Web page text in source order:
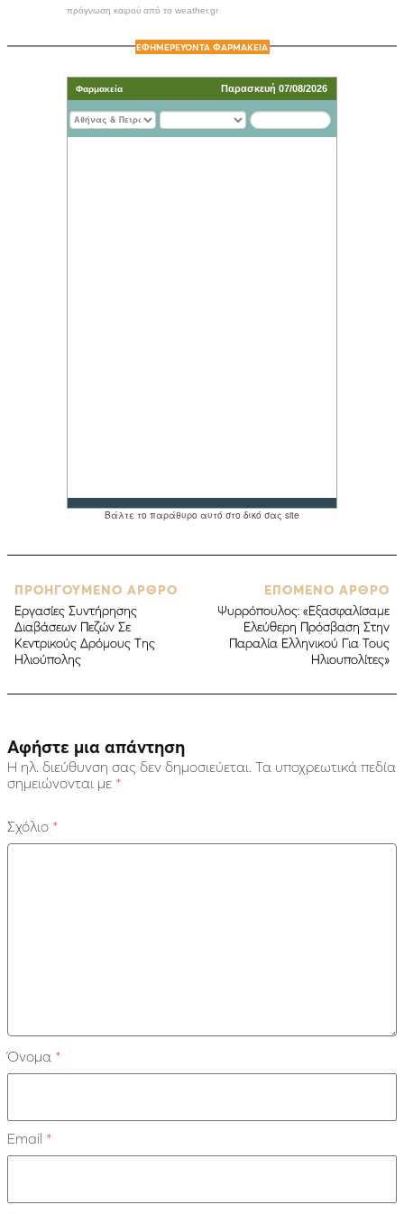
πρόγνωση καιρού από το weather.gr
ΕΦΗΜΕΡΕΥΟΝΤΑ ΦΑΡΜΑΚΕΙΑ
ΠΡΟΗΓΟΥΜΕΝΟ ΑΡΘΡΟ
Εργασίες Συντήρησης
Διαβάσεων Πεζών Σε
Κεντρικούς Δρόμους Της
Ηλιούπολης
ΕΠΟΜΕΝΟ ΑΡΘΡΟ
Ψυρρόπουλος: «Εξασφαλίσαμε
Ελεύθερη Πρόσβαση Στην
Παραλία Ελληνικού Για Τους
Ηλιουπολίτες»
Αφήστε μια απάντηση
Η ηλ. διεύθυνση σας δεν δημοσιεύεται. Τα υποχρεωτικά πεδία
σημειώνονται με *
Σχόλιο *
Όνομα *
Email *